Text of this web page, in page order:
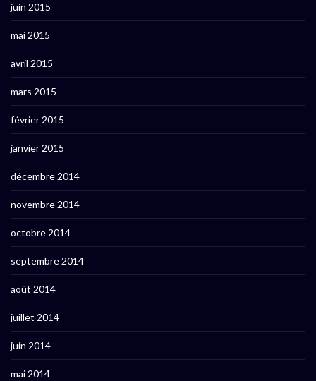
juin 2015
mai 2015
avril 2015
mars 2015
février 2015
janvier 2015
décembre 2014
novembre 2014
octobre 2014
septembre 2014
août 2014
juillet 2014
juin 2014
mai 2014